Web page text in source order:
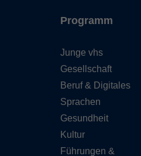
Programm
Junge vhs
Gesellschaft
Beruf & Digitales
Sprachen
Gesundheit
Kultur
Führungen &